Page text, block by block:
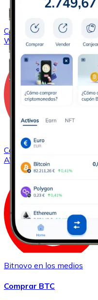
ComprarWrapped Bitcoin
WBTC
ComprarAvalanche
con
AVAX
ComprarShiba Inucon
Bitnovo en los medios
Comprar BTC